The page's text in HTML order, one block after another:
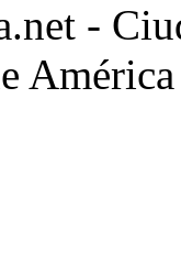
-
América